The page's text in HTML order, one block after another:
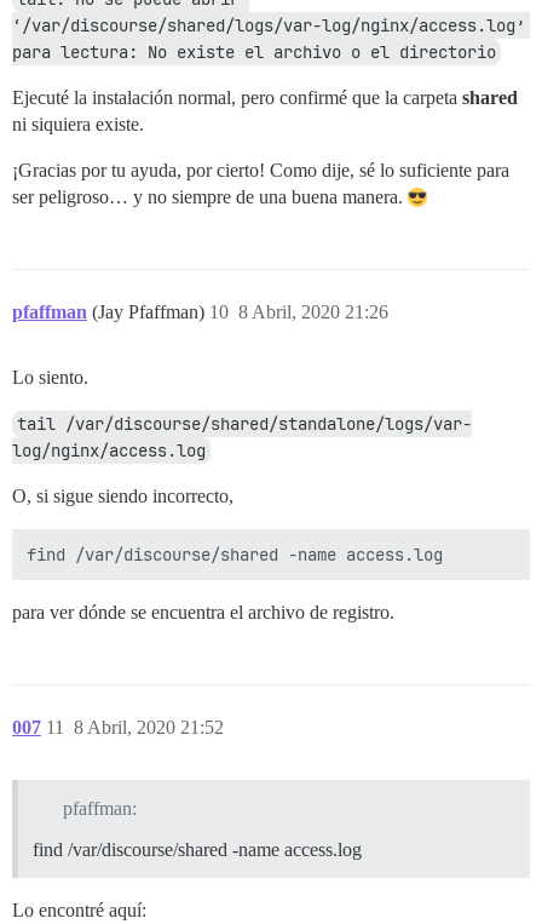
‘/var/discourse/shared/logs/var-log/nginx/access.log’
para lectura: No existe el archivo o el directorio
Ejecuté la instalación normal, pero confirmé que la carpeta shared
ni siquiera existe.
¡Gracias por tu ayuda, por cierto! Como dije, sé lo suficiente para
ser peligroso… y no siempre de una buena manera.
pfaffman (Jay Pfaffman) 8 Abril, 2020 21:26
10
Lo siento.
tail /var/discourse/shared/standalone/logs/var-
log/nginx/access.log
O, si sigue siendo incorrecto,
para ver dónde se encuentra el archivo de registro.
007 8 Abril, 2020 21:52
11
pfaffman:
find /var/discourse/shared -name access.log
Lo encontré aquí: